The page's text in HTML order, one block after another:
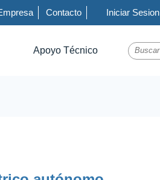
Contacto Iniciar Sesion
Apoyo Técnico